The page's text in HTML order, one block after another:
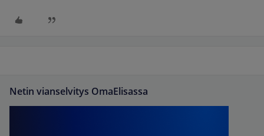
Netin vianselvitys OmaElisassa